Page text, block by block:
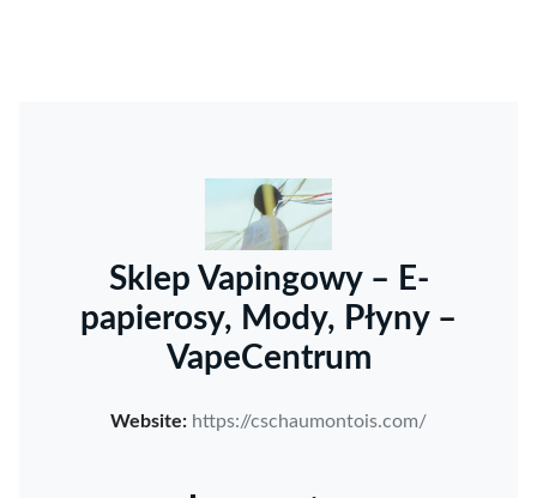
Sklep Vapingowy – E-
papierosy, Mody, Płyny –
VapeCentrum
Website: https://cschaumontois.com/